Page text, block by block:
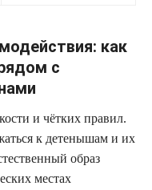
как
с
и чётких правил.
к детенышам и их
образ
местах